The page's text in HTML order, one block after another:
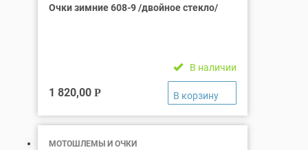
Очки зимние 608-9 /двойное стекло/
В наличии
1 820,00 Р
МОТОШЛЕМЫ И ОЧКИ